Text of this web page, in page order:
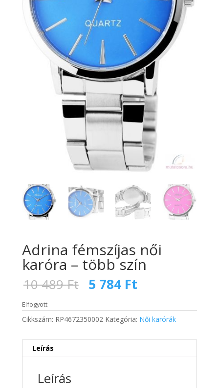
Adrina fémszíjas női
karóra – több szín
10 489Ft Original
price
was:
10
489 Ft.
5 784 Ft
is:
5
Elfogyott
Cikkszám: RP4672350002 Kategória: Női karórák
Leírás
Leírás